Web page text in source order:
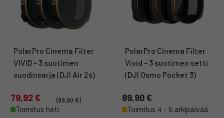
PolarPro Cinema Filter
VIVID - 3 suotimen
suodinsarja (DJI Air 2s)
79,92 €
(99,90 €)
Toimitus heti
PolarPro Cinema Filter
Vivid - 3 suotimen setti
(DJI Osmo Pocket 3)
89,90 €
Toimitus 4 - 6 arkipäivää